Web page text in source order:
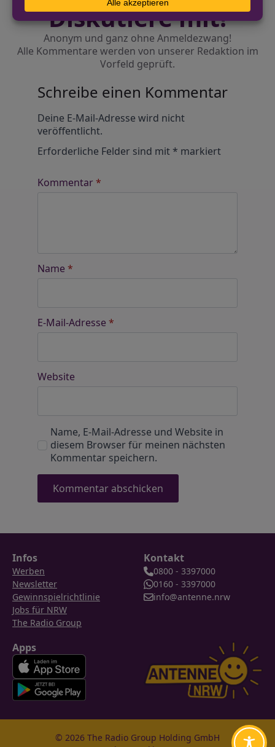
Diskutiere mit!
Anonym und ganz ohne Anmeldezwang!
Alle Kommentare werden von unserer Redaktion im
Vorfeld geprüft.
Schreibe einen Kommentar
Deine E-Mail-Adresse wird nicht
veröffentlicht.
Erforderliche Felder sind mit * markiert
Kommentar*
Name *
E-Mail-Adresse *
Website
Name, E-Mail-Adresse und Website in
diesem Browser für meinen nächsten
Kommentar speichern.
Infos
Werben
Newsletter
Gewinnspielrichtlinie
Jobs für NRW
The Radio Group
Kontakt
0800 - 3397000
0160 - 3397000
info@antenne.nrw
Apps
© 2026 The Radio Group Holding GmbH